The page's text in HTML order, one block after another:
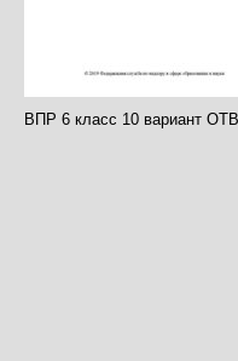
ВПР 6 класс 10 вариант